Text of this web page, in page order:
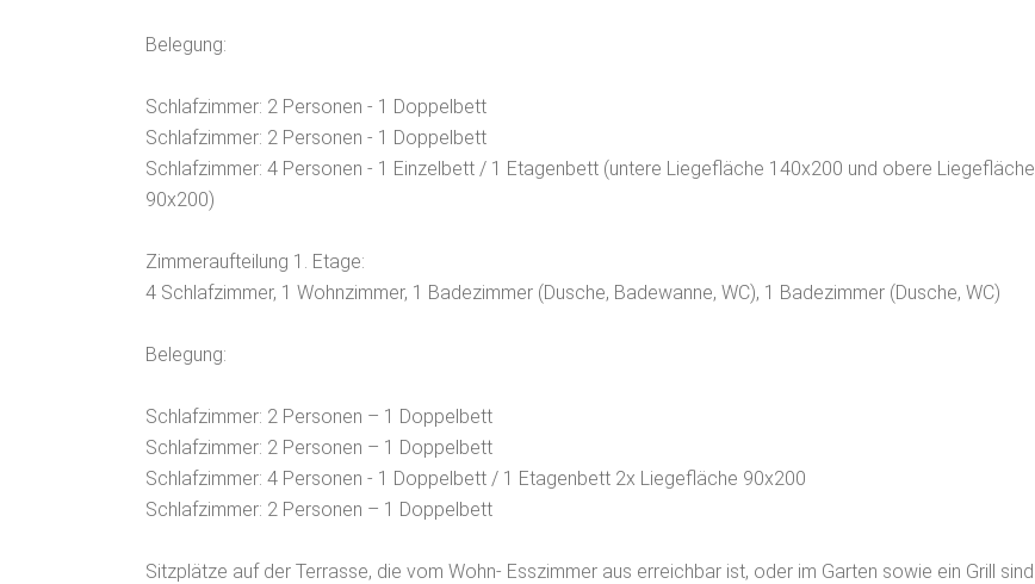
Belegung:
Schlafzimmer: 2 Personen - 1 Doppelbett
Schlafzimmer: 2 Personen - 1 Doppelbett
Schlafzimmer: 4 Personen - 1 Einzelbett / 1 Etagenbett (untere Liegefläche 140x200 und obere Liegefläche
90x200)
Zimmeraufteilung 1. Etage:
4 Schlafzimmer, 1 Wohnzimmer, 1 Badezimmer (Dusche, Badewanne, WC), 1 Badezimmer (Dusche, WC)
Belegung:
Schlafzimmer: 2 Personen – 1 Doppelbett
Schlafzimmer: 2 Personen – 1 Doppelbett
Schlafzimmer: 4 Personen - 1 Doppelbett / 1 Etagenbett 2x Liegefläche 90x200
Schlafzimmer: 2 Personen – 1 Doppelbett
Sitzplätze auf der Terrasse, die vom Wohn- Esszimmer aus erreichbar ist, oder im Garten sowie ein Grill sind